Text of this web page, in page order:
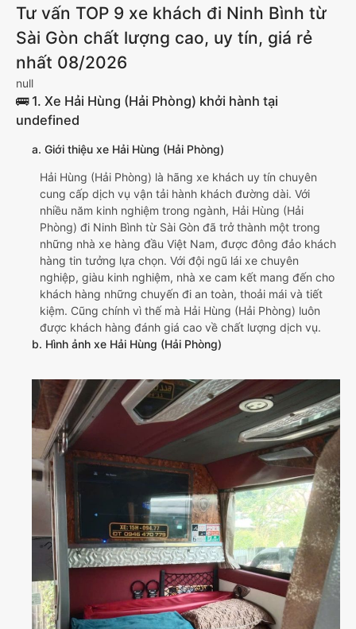
Tư vấn TOP 9 xe khách đi Ninh Bình từ
Sài Gòn chất lượng cao, uy tín, giá rẻ
nhất 08/2026
null
🚌 1. Xe Hải Hùng (Hải Phòng) khởi hành tại
undefined
a. Giới thiệu xe Hải Hùng (Hải Phòng)
Hải Hùng (Hải Phòng) là hãng xe khách uy tín chuyên
cung cấp dịch vụ vận tải hành khách đường dài. Với
nhiều năm kinh nghiệm trong ngành, Hải Hùng (Hải
Phòng) đi Ninh Bình từ Sài Gòn đã trở thành một trong
những nhà xe hàng đầu Việt Nam, được đông đảo khách
hàng tin tưởng lựa chọn. Với đội ngũ lái xe chuyên
nghiệp, giàu kinh nghiệm, nhà xe cam kết mang đến cho
khách hàng những chuyến đi an toàn, thoải mái và tiết
kiệm. Cũng chính vì thế mà Hải Hùng (Hải Phòng) luôn
được khách hàng đánh giá cao về chất lượng dịch vụ.
b. Hình ảnh xe Hải Hùng (Hải Phòng)